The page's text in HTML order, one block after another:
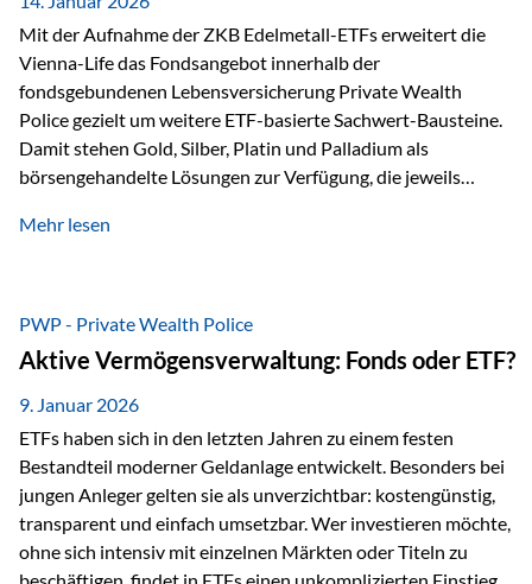
Mit der Aufnahme der ZKB Edelmetall-ETFs erweitert die
Vienna-Life das Fondsangebot innerhalb der
fondsgebundenen Lebensversicherung Private Wealth
Police gezielt um weitere ETF-basierte Sachwert-Bausteine.
Damit stehen Gold, Silber, Platin und Palladium als
börsengehandelte Lösungen zur Verfügung, die jeweils
dabei nicht auf einzelnen Marktmeinungen, sondern auf
Inflationsrobustheit und Stabilisierung – eingebettet in eine
liechtensteinische Versicherungsstruktur. Die
Sicherheitsarchitektur: Liechtenstein als Strukturprinzip Die
Private Wealth Police positioniert sich mit einer dreistufigen
Sicherheitsarchitektur, die auf mehreren Ebenen ansetzt:
Stufe 1: Versicherer-Ebene • Versicherung mit…
Mehr lesen
PWP - Private Wealth Police
Aktive Vermögensverwaltung: Fonds oder ETF?
9. Januar 2026
ETFs haben sich in den letzten Jahren zu einem festen
Bestandteil moderner Geldanlage entwickelt. Besonders bei
jungen Anleger gelten sie als unverzichtbar: kostengünstig,
transparent und einfach umsetzbar. Wer investieren möchte,
ohne sich intensiv mit einzelnen Märkten oder Titeln zu